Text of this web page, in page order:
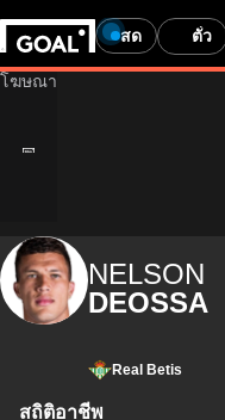
สด ตั๋ว
NELSON
DEOSSA
Real Betis
สถิติอาชีพ